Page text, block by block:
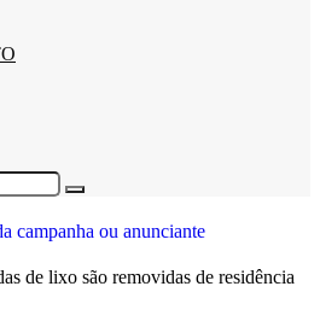
Procurar
de lixo são removidas de residência